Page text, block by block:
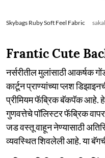
Skybags Ruby Soft Feel Fabric
Frantic Cute
नर्सरीतील मुलांसाठी
कार्टून प्राण्यांच्या प्लश
प्रीमियम फॅब्रिक बॅकपॅक आहे. हे
गुणवत्तेचे पॉलिस्टर फॅब्रिक
जड वस्तू वाहून नेण्यासाठी
व्यवस्थित शिवलेली आहे. या